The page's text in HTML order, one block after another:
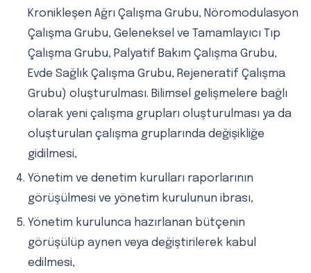
Kronikleşen Ağrı Çalışma Grubu, Nöromodulasyon
Çalışma Grubu, Geleneksel ve Tamamlayıcı Tıp
Çalışma Grubu, Palyatif Bakım Çalışma Grubu,
Evde Sağlık Çalışma Grubu, Rejeneratif Çalışma
Grubu) oluşturulması. Bilimsel gelişmelere bağlı
olarak yeni çalışma grupları oluşturulması ya da
oluşturulan çalışma gruplarında değişikliğe
gidilmesi,
Yönetim ve denetim kurulları raporlarının
görüşülmesi ve yönetim kurulunun ibrası,
Yönetim kurulunca hazırlanan bütçenin
görüşülüp aynen veya değiştirilerek kabul
edilmesi,